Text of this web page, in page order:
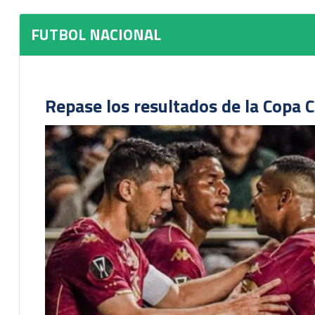
FUTBOL NACIONAL
Repase los resultados de la Copa